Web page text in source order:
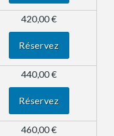
420,00 €
Réservez
440,00 €
Réservez
460,00 €